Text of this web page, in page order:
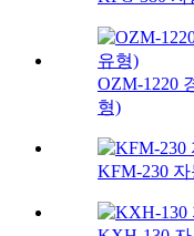
OZM-1220
형)
KFM-230